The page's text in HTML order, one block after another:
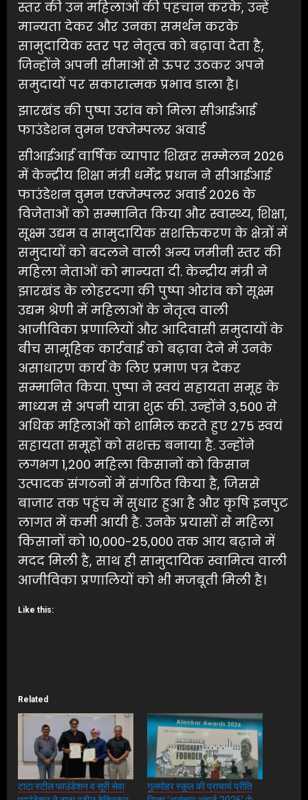
स्तर की उन महिलाओं की पहचान करके, उन्हें
मान्यता देकर और उनका समर्थन करके
सामुदायिक स्तर पर नेतृत्व को बढ़ावा देता है,
जिन्होंने अपनी सीमाओं से ऊपर उठकर अपने
समुदायों पर सकारात्मक प्रभाव डाला है।
झारखंड की पुष्पा उरांव को मिला सीआईआई
फाउंडेशन वुमन एक्जेम्पलर अवार्ड
सीआईआई वार्षिक व्यापार शिखर सम्मेलन 2026
में केन्द्रीय शिक्षा मंत्री धर्मेंद्र प्रधान ने सीआईआई
फाउंडेशन वुमन एक्जेम्पलर अवार्ड 2026 के
विजेताओं को सम्मानित किया और स्वास्थ्य, शिक्षा,
सूक्ष्म उद्यम व सामुदायिक सशक्तिकरण के क्षेत्रों में
समुदायों को बदलने वाली अन्य जमीनी स्तर की
महिला नेताओं को मान्यता दी. केन्द्रीय मंत्री ने
झारखंड के लोहरदगा की पुष्पा ओरांव को सूक्ष्म
उद्यम श्रेणी में महिलाओं के नेतृत्व वाली
आजीविका प्रणालियों और आदिवासी समुदायों के
बीच सामूहिक कार्रवाई को बढ़ावा देने में उनके
असाधारण कार्य के लिए प्रमाण पत्र देकर
सम्मानित किया. पुष्पा ने स्वयं सहायता समूह के
माध्यम से अपनी यात्रा शुरू की. उन्होंने 3,500 से
अधिक महिलाओं को शामिल करते हुए 275 स्वयं
सहायता समूहों को सशक्त बनाया है. उन्होंने
लगभग 1,200 महिला किसानों को किसान
उत्पादक संगठनों में संगठित किया है, जिससे
बाजार तक पहुंच में सुधार हुआ है और कृषि इनपुट
लागत में कमी आयी है. उनके प्रयासों से महिला
किसानों को 10,000-25,000 तक आय बढ़ाने में
मदद मिली है, साथ ही सामुदायिक स्वामित्व वाली
आजीविका प्रणालियों को भी मजबूती मिली है।
Like this:
Related
टाटा स्टील फाउंडेशन व सूरी सेवा
गुलमोहर स्कूल की प्राचार्य प्रीति